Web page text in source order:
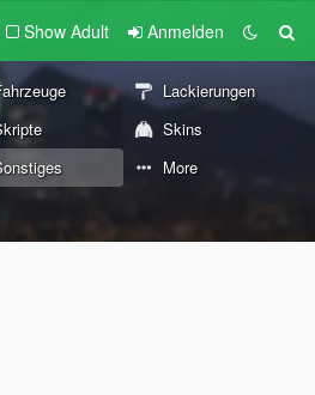
Show Adult Anmelden
Lackierungen
Skins
More